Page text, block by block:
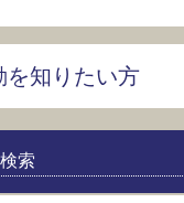
を知りたい方
検索